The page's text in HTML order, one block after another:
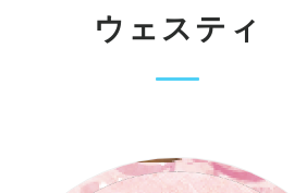
ウェスティ